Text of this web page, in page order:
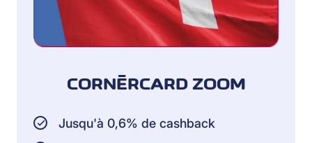
CORNÈRCARD ZOOM
Jusqu'à 0,6% de cashback